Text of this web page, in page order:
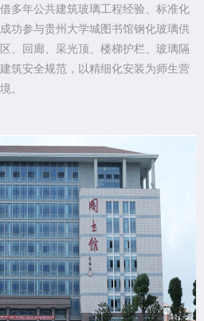
多年公共建筑玻璃工程经验、标准化
功参与贵州大学城图书馆钢化玻璃供
、回廊、采光顶、楼梯护栏、玻璃隔
筑安全规范，以精细化安装为师生营
。